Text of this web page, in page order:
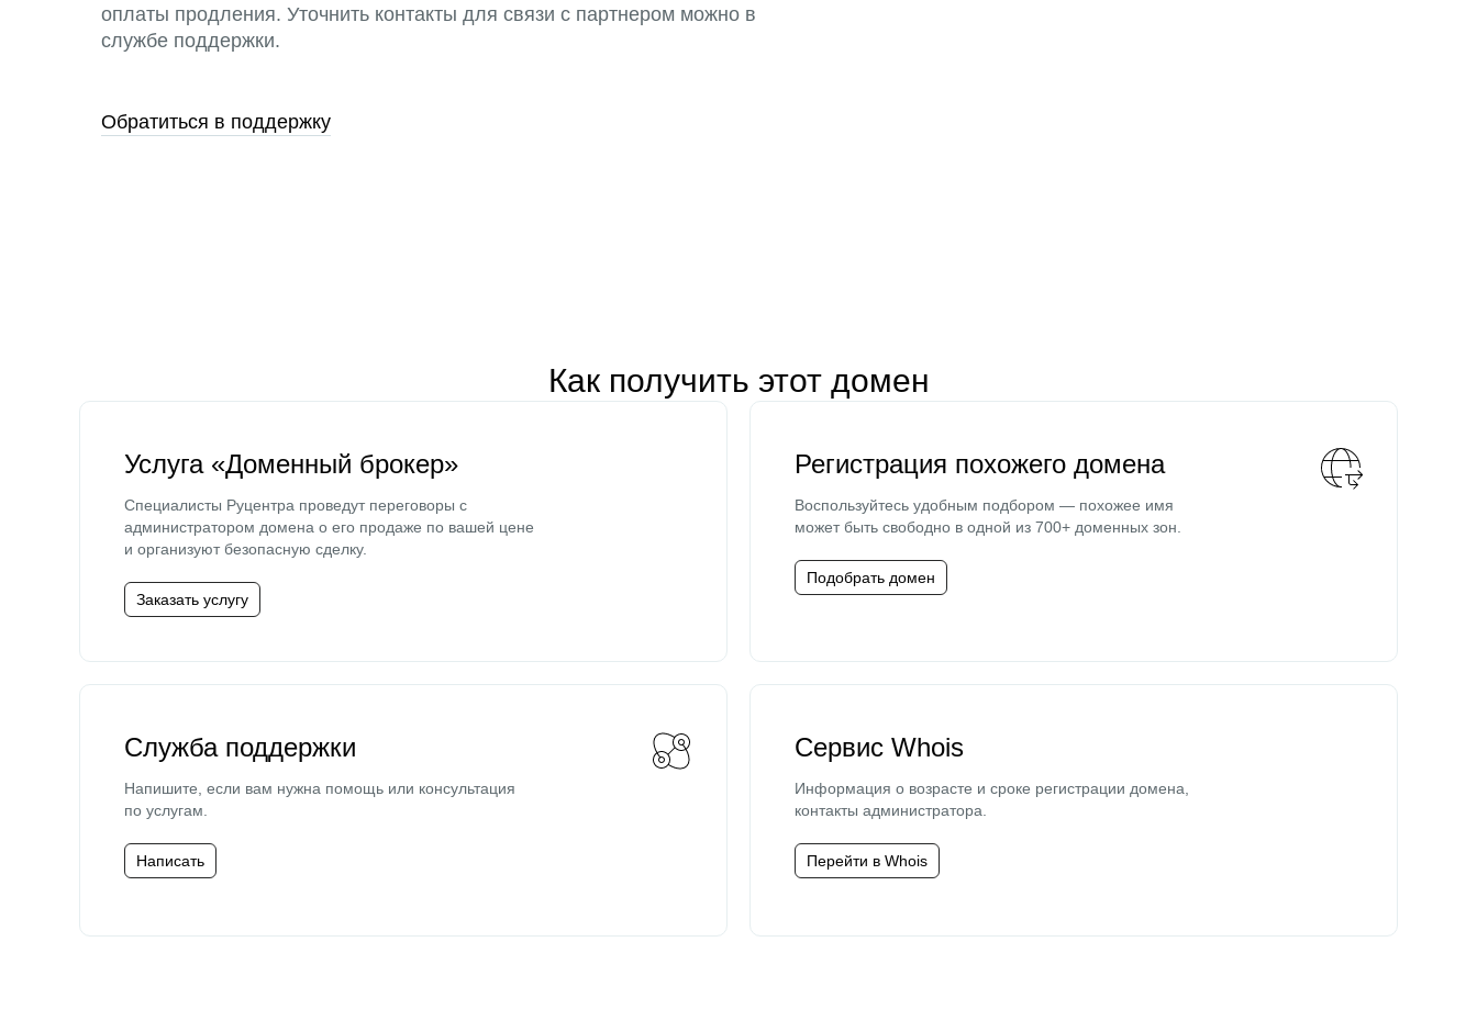
оплаты продления. Уточнить контакты для связи с партнером можно в
службе поддержки.
Обратиться в поддержку
Как получить этот домен
Услуга «Доменный брокер»
Специалисты Руцентра проведут переговоры с
администратором домена о его продаже по вашей цене
и организуют безопасную сделку.
Заказать услугу
Регистрация похожего домена
Воспользуйтесь удобным подбором — похожее имя
может быть свободно в одной из 700+ доменных зон.
Подобрать домен
Служба поддержки
Напишите, если вам нужна помощь или консультация
по услугам.
Написать
Сервис Whois
Информация о возрасте и сроке регистрации домена,
контакты администратора.
Перейти в Whois